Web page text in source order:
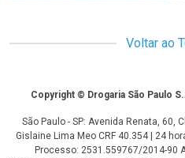
Voltar ao
CopyrightCopyright © Drogaria São Paulo
São Paulo - SP: Avenida Renata, 60,
Gislaine Lima Meo CRF 40.354 | 24
Processo: 2531.559767/2014-90